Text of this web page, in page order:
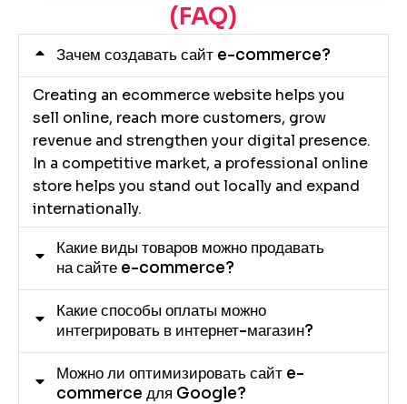
(FAQ)
Зачем создавать сайт e-commerce?
Creating an ecommerce website helps you
sell online, reach more customers, grow
revenue and strengthen your digital presence.
In a competitive market, a professional online
store helps you stand out locally and expand
internationally.
Какие виды товаров можно продавать
на сайте e-commerce?
Какие способы оплаты можно
интегрировать в интернет-магазин?
Можно ли оптимизировать сайт e-
commerce для Google?